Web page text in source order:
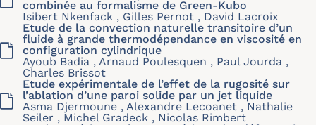
combinée au formalisme de Green-Kubo
Isibert Nkenfack , Gilles Pernot , David Lacroix
Etude de la convection naturelle transitoire d’un
fluide à grande thermodépendance en viscosité en
configuration cylindrique
Ayoub Badia , Arnaud Poulesquen , Paul Jourda ,
Charles Brissot
Etude expérimentale de l’effet de la rugosité sur
l’ablation d’une paroi solide par un jet liquide
Asma Djermoune , Alexandre Lecoanet , Nathalie
Seiler , Michel Gradeck , Nicolas Rimbert